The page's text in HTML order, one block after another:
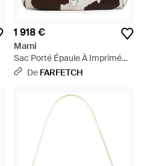
1 918 €
Marni
Sac Porté Épaule À Imprimé
Animalier - Blanc
De FARFETCH